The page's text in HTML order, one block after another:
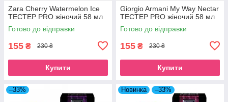
Zara Cherry Watermelon Ice
TECТЕР PRO жіночий 58 мл
Готово до відправки
155 ₴ 230 ₴
Купити
Giorgio Armani My Way Nectar
ТЕСТЕР PRO жіночий 58 мл
Готово до відправки
155 ₴ 230 ₴
Купити
–33% Новинка –33%